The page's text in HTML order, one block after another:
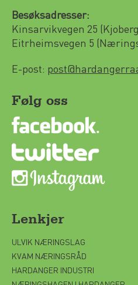
Besøksadresser:
Kinsarvikvegen 25
Eitrheimsvegen 5
E-post:
Følg oss
Lenkjer
ULVIK NÆRINGSLAG
KVAM NÆRINGSRÅD
HARDANGER INDUSTRI